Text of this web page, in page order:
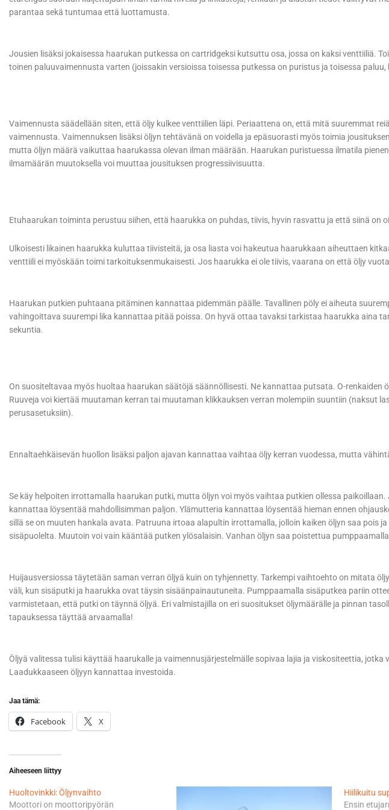
parantaa sekä tuntumaa että luottamusta.
Jousien lisäksi jokaisessa haarukan putkessa on cartridgeksi kutsuttu osa, jossa on kaksi venttiiliä.
toinen paluuvaimennusta varten (joissakin versioissa toisessa putkessa on puristus ja toisessa paluu,
Vaimennusta säädellään siten, että öljy kulkee venttiilien läpi. Periaattena on, että mitä suuremmat
vaimennusta. Vaimennuksen lisäksi öljyn tehtävänä on voidella ja epäsuorasti myös toimia
mutta öljyn määrä vaikuttaa haarukassa olevan ilman määrään. Haarukan puristuessa ilmatila
ilmamäärän muutoksella voi muuttaa jousituksen progressiivisuutta.
Etuhaarukan toiminta perustuu siihen, että haarukka on puhdas, tiivis, hyvin rasvattu ja että siinä on
Ulkoisesti likainen haarukka kuluttaa tiivisteitä, ja osa liasta voi hakeutua haarukkaan aiheuttaen
venttiili ei myöskään toimi tarkoituksenmukaisesti. Jos haarukka ei ole tiivis, vaarana on että öljy
Haarukan putkien puhtaana pitäminen kannattaa pidemmän päälle. Tavallinen pöly ei aiheuta
vahingoittava suurempi lika kannattaa pitää poissa. On hyvä ottaa tavaksi tarkistaa haarukka aina
sekuntia.
On suositeltavaa myös huoltaa haarukan säätöjä säännöllisesti. Ne kannattaa putsata. O-renkaiden
Ruuveja voi kiertää muutaman kerran tai muutaman klikkauksen verran molempiin suuntiin (naksut
perusasetuksiin).
Ennaltaehkäisevän huollon lisäksi paljon ajavan kannattaa vaihtaa öljy kerran vuodessa, mutta
Se käy helpoiten irrottamalla haarukan putki, mutta öljyn voi myös vaihtaa putkien ollessa
kannattaa löysentää mahdollisimman paljon. Ylämutteria kannattaa löysentää hieman ennen
sillä se on muuten hankala avata. Patruuna irtoaa alapultin irrottamalla, jolloin kaiken öljyn saa pois
sisäpuolelta. Muutoin voi vain kääntää putken ylösalaisin. Vanhan öljyn saa poistettua
Huijausversiossa täytetään saman verran öljyä kuin on tyhjennetty. Tarkempi vaihtoehto on mitata
väli, kun sisäputki ja haarukka ovat täysin sisäänpainautuneita. Pumppaamalla sisäputkea pariin
varmistetaan, että putki on täynnä öljyä. Eri valmistajilla on eri suositukset öljymäärälle ja pinnan
tapauksessa täyttää arvaamalla!
Öljyä valitessa tulisi käyttää haarukalle ja vaimennusjärjestelmälle sopivaa lajia ja viskositeettia, jotka
Laadukkaaseen öljyyn kannattaa investoida.
Jaa tämä:
Facebook X
Aiheeseen liittyy
Huoltovinkki: Öljynvaihto
Moottori on moottoripyörän
Hiilikuitu
Ensin